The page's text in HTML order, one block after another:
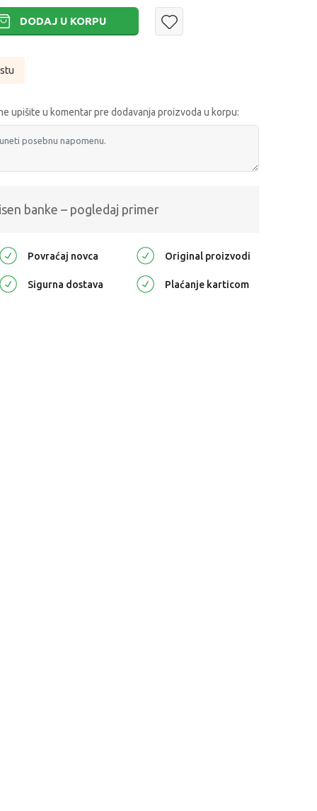
DODAJ U KORPU
upišite u komentar pre dodavanja proizvoda u korpu:
banke – pogledaj primer
Povraćaj novca Original proizvodi
Sigurna dostava Plaćanje karticom